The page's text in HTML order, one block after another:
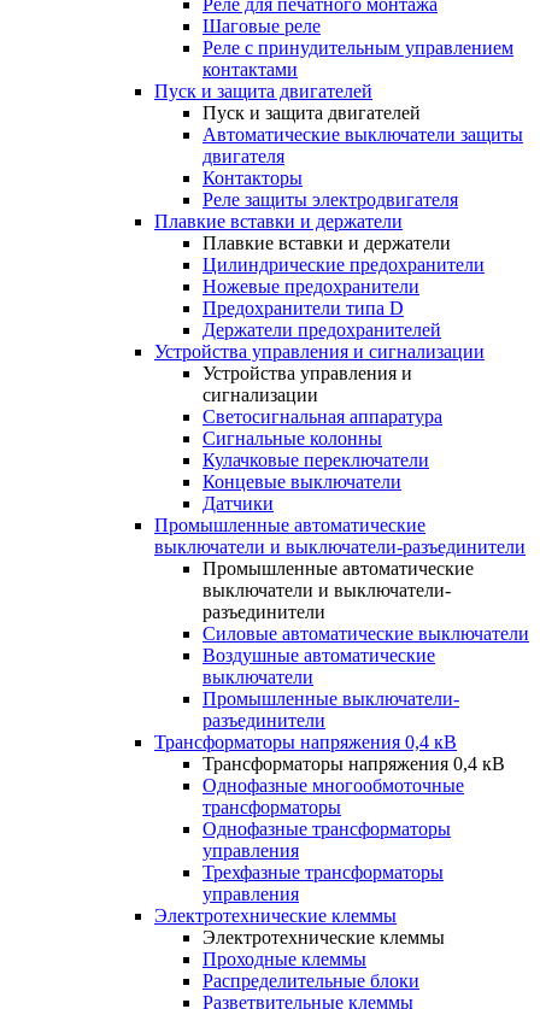
Реле для печатного монтажа
Шаговые реле
Реле с принудительным управлением
контактами
Пуск и защита двигателей
Пуск и защита двигателей
Автоматические выключатели защиты
двигателя
Контакторы
Реле защиты электродвигателя
Плавкие вставки и держатели
Плавкие вставки и держатели
Цилиндрические предохранители
Ножевые предохранители
Предохранители типа D
Держатели предохранителей
Устройства управления и сигнализации
Устройства управления и
сигнализации
Светосигнальная аппаратура
Сигнальные колонны
Кулачковые переключатели
Концевые выключатели
Датчики
Промышленные автоматические
выключатели и выключатели-разъединители
Промышленные автоматические
выключатели и выключатели-
разъединители
Силовые автоматические выключатели
Воздушные автоматические
выключатели
Промышленные выключатели-
разъединители
Трансформаторы напряжения 0,4 кВ
Трансформаторы напряжения 0,4 кВ
Однофазные многообмоточные
трансформаторы
Однофазные трансформаторы
управления
Трехфазные трансформаторы
управления
Электротехнические клеммы
Электротехнические клеммы
Проходные клеммы
Распределительные блоки
Разветвительные клеммы